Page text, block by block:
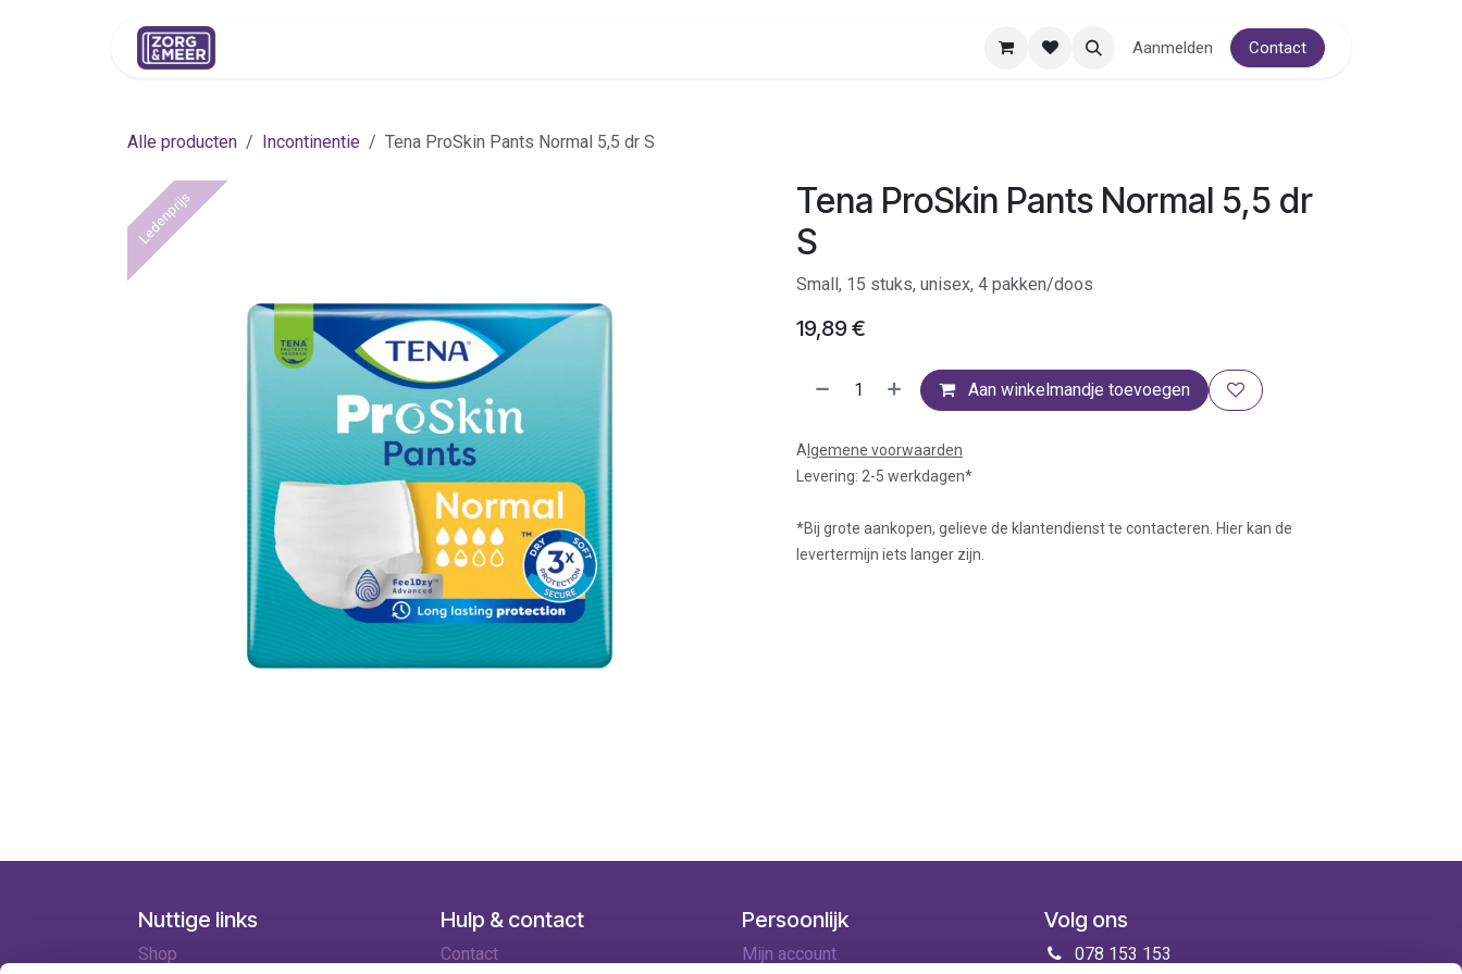
Aanmelden Contact
Alle producten Incontinentie Tena ProSkin Pants Normal 5,5 dr S
Ledenprijs
Tena ProSkin Pants Normal 5,5 dr
S
Small, 15 stuks, unisex, 4 pakken/doos
19,89€
Aan winkelmandje toevoegen
A lgemene voorwaarden
Levering: 2-5 werkdagen*
*Bij grote aankopen, gelieve de klantendienst te contacteren. Hier kan de
levertermijn iets langer zijn.
Nuttige links
Shop
Hulp & contact
Contact
Persoonlijk
Mijn account
Volg ons
078 153 153